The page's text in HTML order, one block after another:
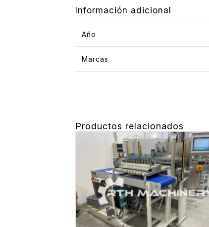
Información adicional
Año
Marcas
Productos relacionados